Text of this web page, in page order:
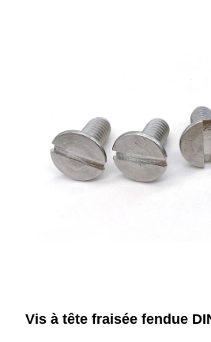
Vis à tête fraisée fendue